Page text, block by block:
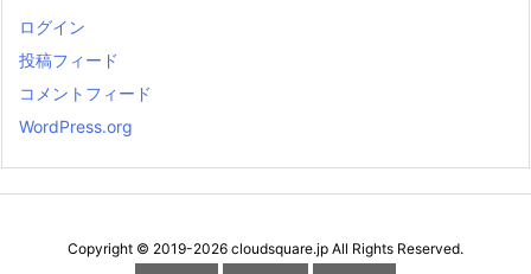
ログイン
投稿フィード
コメントフィード
WordPress.org
Copyright © 2019-2026 cloudsquare.jp All Rights Reserved.